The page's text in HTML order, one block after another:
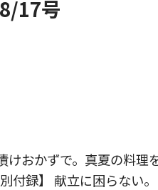
17号
おかずで。真夏の料理
付録】 献立に困らない。